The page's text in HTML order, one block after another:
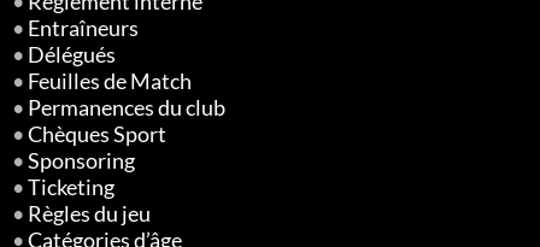
• Entraîneurs
• Délégués
• Feuilles de Match
• Permanences du club
•Chèques Sport
•Sponsoring
•Ticketing
• Règles du jeu
•Catégories d’âge